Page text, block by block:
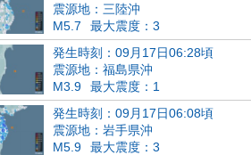
震源地：三陸沖
M5.7
最大震度：3
発生時刻：09月17日06:28頃
震源地：福島県沖
M3.9
最大震度：1
発生時刻：09月17日06:08頃
震源地：岩手県沖
M5.9
最大震度：3